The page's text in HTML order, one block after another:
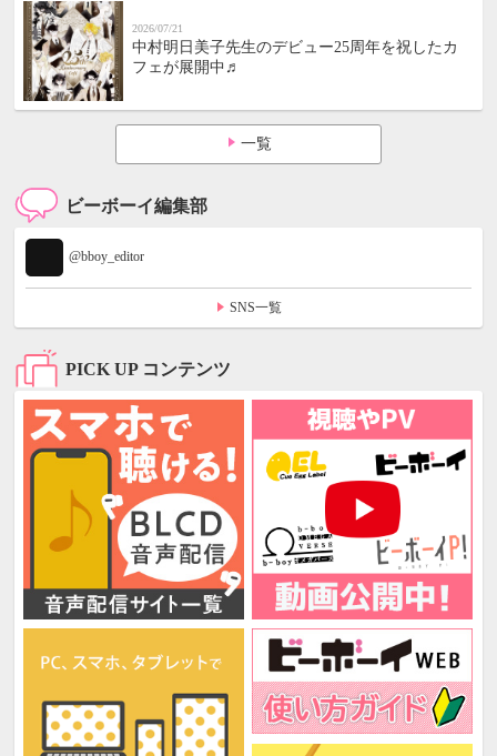
2026/07/21
中村明日美子先生のデビュー25周年を祝したカ
フェが展開中♬
一覧
ビーボーイ編集部
@bboy_editor
SNS一覧
PICK UP コンテンツ